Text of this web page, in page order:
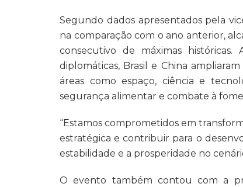
Segundo dados apresentados pela
na comparação com o ano anterior,
consecutivo de máximas
diplomáticas, Brasil e China
áreas como espaço, ciência e
segurança alimentar e combate à
“Estamos comprometidos em
estratégica e contribuir para o
estabilidade e a prosperidade no
O evento também contou com a